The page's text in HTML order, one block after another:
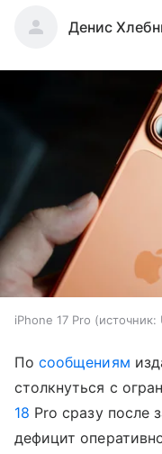
Денис
iPhone 17 Pro источник:
Посообщениям
столкнуться с
18 Pro сразу после
дефицит